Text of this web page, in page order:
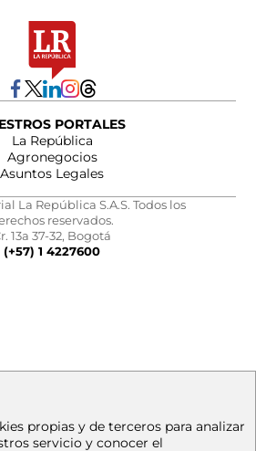
PORTALES
La República
Agronegocios
Asuntos Legales
La República S.A.S. Todos los
reservados.
13a 37-32, Bogotá
(+57) 1 4227600
propias y de terceros para analizar
servicio y conocer el